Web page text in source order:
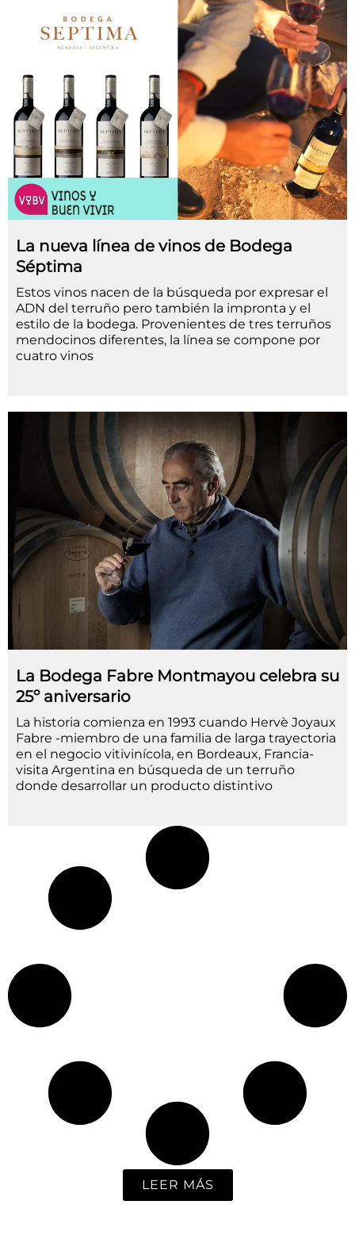
La nueva línea de vinos de Bodega
Séptima
Estos vinos nacen de la búsqueda por expresar el
ADN del terruño pero también la impronta y el
estilo de la bodega. Provenientes de tres terruños
mendocinos diferentes, la línea se compone por
cuatro vinos
La Bodega Fabre Montmayou celebra su
25º aniversario
La historia comienza en 1993 cuando Hervè Joyaux
Fabre -miembro de una familia de larga trayectoria
en el negocio vitivinícola, en Bordeaux, Francia-
visita Argentina en búsqueda de un terruño
donde desarrollar un producto distintivo
LEER MÁS